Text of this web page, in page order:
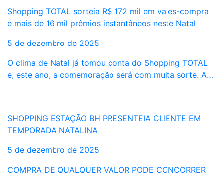
Shopping TOTAL sorteia R$ 172 mil em vales-compra
e mais de 16 mil prêmios instantâneos neste Natal
5 de dezembro de 2025
O clima de Natal já tomou conta do Shopping TOTAL
e, este ano, a comemoração será com muita sorte. A…
SHOPPING ESTAÇÃO BH PRESENTEIA CLIENTE EM
TEMPORADA NATALINA
5 de dezembro de 2025
COMPRA DE QUALQUER VALOR PODE CONCORRER